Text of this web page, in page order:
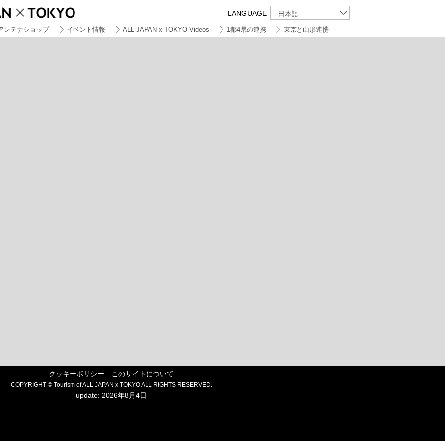
LANGUAGE 日本語
ンテナショップ イベント情報 ALL JAPAN x TOKYO Videos 1都4県の連携 東京と山形連携
クッキーポリシー このサイトについて
COPYRIGHT © Tourism of ALL JAPAN x TOKYO ALL RIGHTS RESERVED.
update: 2026年8月4日